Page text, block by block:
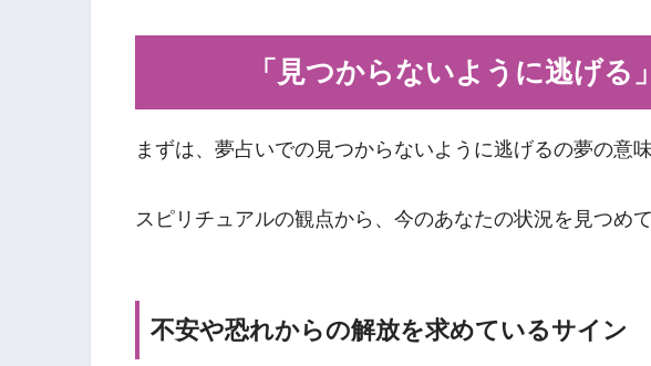
「見つからないように逃げる
まずは、夢占いでの見つからないように逃げるの夢の意
スピリチュアルの観点から、今のあなたの状況を見つめて
不安や恐れからの解放を求めているサイン